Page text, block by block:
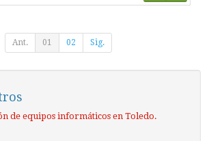
Ant. 01 02 Sig.
de equipos informáticos en Toledo.